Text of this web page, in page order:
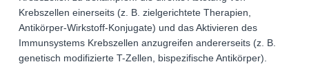
Krebszellen einerseits (z. B. zielgerichtete Therapien,
Antikörper-Wirkstoff-Konjugate) und das Aktivieren des
Immunsystems Krebszellen anzugreifen andererseits (z. B.
genetisch modifizierte T-Zellen, bispezifische Antikörper).